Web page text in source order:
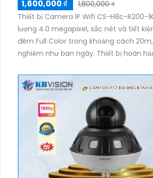
1,600,000 ₫
1,800,000 ₫
Thiết bị Camera IP Wifi CS-H8c-R200-
lượng 4.0 megapixel, sắc nét và tiết
đêm Full Color trong khoảng cách
nghiệm như ban ngày. Thiết bị hoàn
rõ ràng. Sử dụng công nghệ IP Wifi độc
ảnh hưởng đến chất lượng. Lựa chọn
thiện an ninh và tiện ích gia đình.